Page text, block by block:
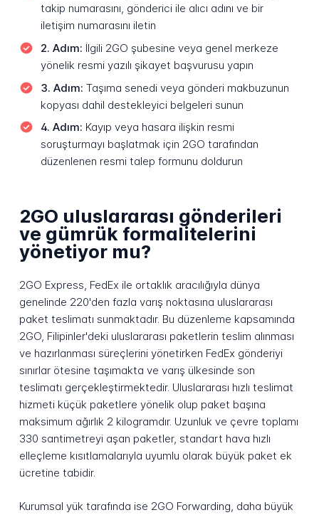
takip numarasını, gönderici ile alıcı adını ve bir
iletişim numarasını iletin
2. Adım: İlgili 2GO şubesine veya genel merkeze
yönelik resmi yazılı şikayet başvurusu yapın
3. Adım: Taşıma senedi veya gönderi makbuzunun
kopyası dahil destekleyici belgeleri sunun
4. Adım: Kayıp veya hasara ilişkin resmi
soruşturmayı başlatmak için 2GO tarafından
düzenlenen resmi talep formunu doldurun
2GO uluslararası gönderileri
ve gümrük formalitelerini
yönetiyor mu?
2GO Express, FedEx ile ortaklık aracılığıyla dünya
genelinde 220'den fazla varış noktasına uluslararası
paket teslimatı sunmaktadır. Bu düzenleme kapsamında
2GO, Filipinler'deki uluslararası paketlerin teslim alınması
ve hazırlanması süreçlerini yönetirken FedEx gönderiyi
sınırlar ötesine taşımakta ve varış ülkesinde son
teslimatı gerçekleştirmektedir. Uluslararası hızlı teslimat
hizmeti küçük paketlere yönelik olup paket başına
maksimum ağırlık 2 kilogramdır. Uzunluk ve çevre toplamı
330 santimetreyi aşan paketler, standart hava hızlı
elleçleme kısıtlamalarıyla uyumlu olarak büyük paket ek
ücretine tabidir.
Kurumsal yük tarafında ise 2GO Forwarding, daha büyük